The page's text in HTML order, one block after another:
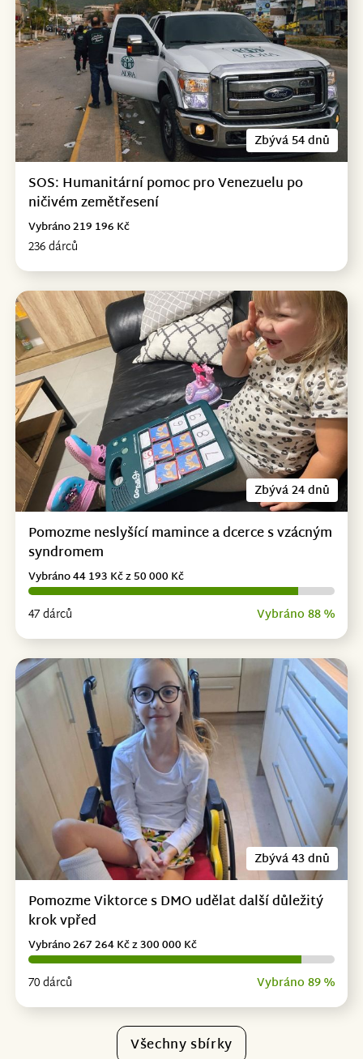
Zbývá 54 dnů
SOS: Humanitární pomoc pro Venezuelu po
ničivém zemětřesení
236 dárců
Vybráno 219 196 Kč
Zbývá 24 dnů
Pomozme neslyšící mamince a dcerce s vzácným
syndromem
47 dárců Vybráno 88 %
Vybráno 44 193 Kč z 50 000 Kč
Zbývá 43 dnů
Pomozme Viktorce s DMO udělat další důležitý
krok vpřed
70 dárců Vybráno 89 %
Vybráno 267 264 Kč z 300 000 Kč
Všechny sbírky